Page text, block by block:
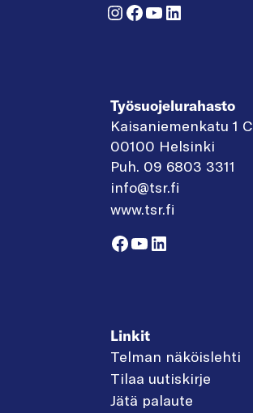
Instagram
Facebook
YouTube
LinkedIn
Työsuojelurahasto
Kaisaniemenkatu 1 C
00100 Helsinki
Puh. 09 6803 3311
info@tsr.fi
www.tsr.fi
Facebook
YouTube
LinkedIn
Linkit
Telman näköislehti
Tilaa uutiskirje
Jätä palaute